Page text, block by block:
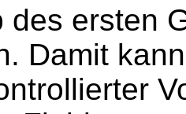
des ersten
Damit